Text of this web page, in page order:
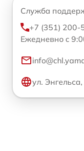
Служба
+7 (351) 200-
Ежедневно с
ул.